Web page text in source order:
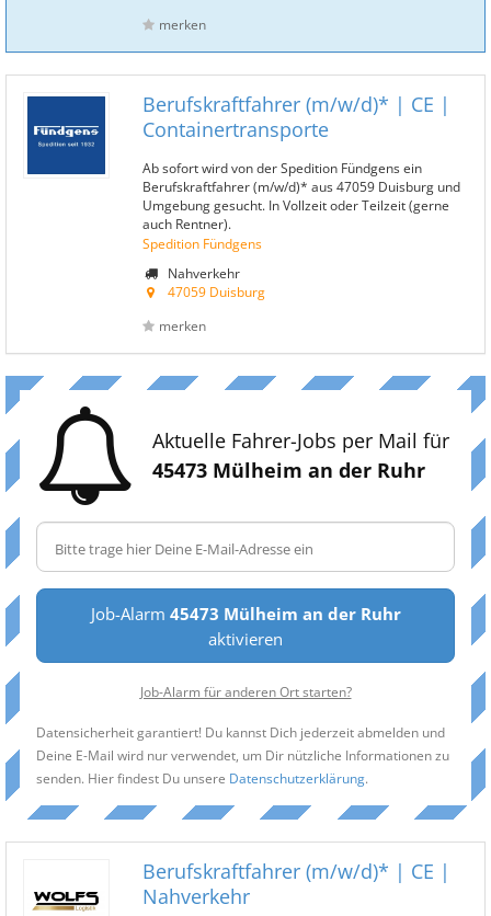
merken
Berufskraftfahrer (m/w/d)* | CE |
Containertransporte
Ab sofort wird von der Spedition Fündgens ein
Berufskraftfahrer (m/w/d)* aus 47059 Duisburg und
Umgebung gesucht. In Vollzeit oder Teilzeit (gerne
auch Rentner).
Spedition Fündgens
Nahverkehr
47059 Duisburg
merken
Aktuelle Fahrer-Jobs per Mail für
45473 Mülheim an der Ruhr
Job-Alarm 45473 Mülheim an der Ruhr
aktivieren
Job-Alarm für anderen Ort starten?
Datensicherheit garantiert! Du kannst Dich jederzeit abmelden und
Deine E-Mail wird nur verwendet, um Dir nützliche Informationen zu
senden. Hier findest Du unsere Datenschutzerklärung.
Berufskraftfahrer (m/w/d)* | CE |
Nahverkehr